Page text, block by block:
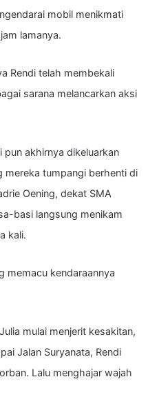
mobil menikmati
lamanya.
Rendi telah membekali
sarana melancarkan aksi
pun akhirnya dikeluarkan
mereka tumpangi berhenti di
Oening, dekat SMA
basi langsung menikam
kali.
memacu kendaraannya
mulai menjerit kesakitan,
Jalan Suryanata, Rendi
Lalu menghajar wajah